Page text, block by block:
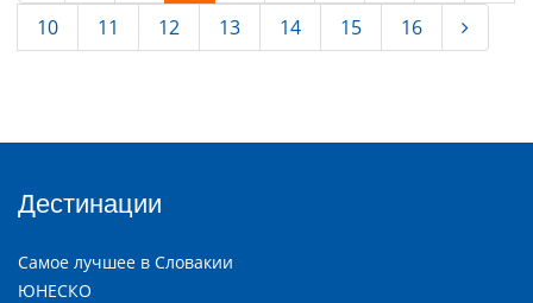
10
11 12 13 14 15 16
Дестинации
Самое лучшее в Словакии
ЮНЕСКО